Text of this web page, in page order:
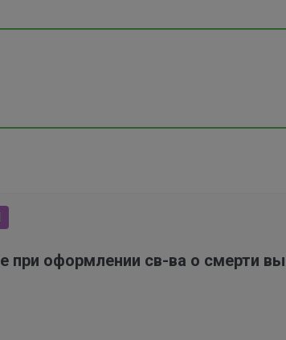
оформлении св-ва о смерти